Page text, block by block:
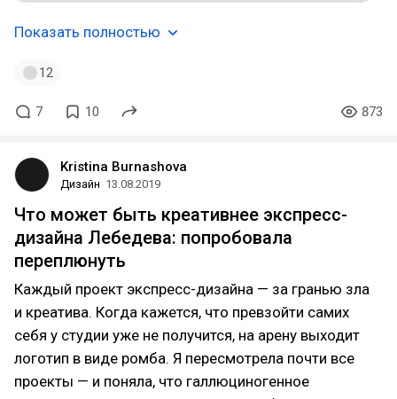
Показать полностью
12
7 10 873
Kristina Burnashova
Дизайн 13.08.2019
Что может быть креативнее экспресс-
дизайна Лебедева: попробовала
переплюнуть
Каждый проект экспресс-дизайна — за гранью зла
и креатива. Когда кажется, что превзойти самих
себя у студии уже не получится, на арену выходит
логотип в виде ромба. Я пересмотрела почти все
проекты — и поняла, что галлюциногенное